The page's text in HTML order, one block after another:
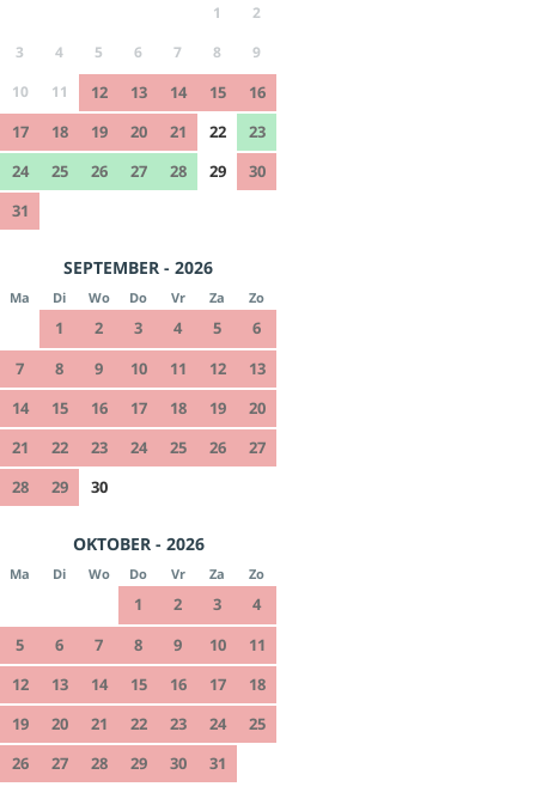
1
2
3
4 5 6 7 8
9
10
11 12 13 14 15
16
17
18 19 20 21 22
23
24
25 26 27 28 29
30
31
SEPTEMBER - 2026
Ma Di Wo Do Vr Za Zo
1 2 3 4 5
6
7
8 9 10 11 12
13
14
15 16 17 18 19
20
21
22 23 24 25 26
27
28
29 30
OKTOBER - 2026
Ma Di Wo Do Vr Za Zo
1 2 3
4
5
6 7 8 9 10
11
12
13 14 15 16 17
18
19
20 21 22 23 24
25
26
27 28 29 30 31